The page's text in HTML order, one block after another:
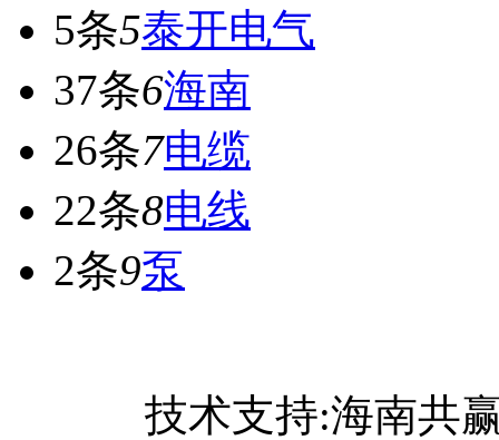
5条5泰开电气
37条6海南
26条7电缆
22条8电线
2条9泵
技术支持:海南共